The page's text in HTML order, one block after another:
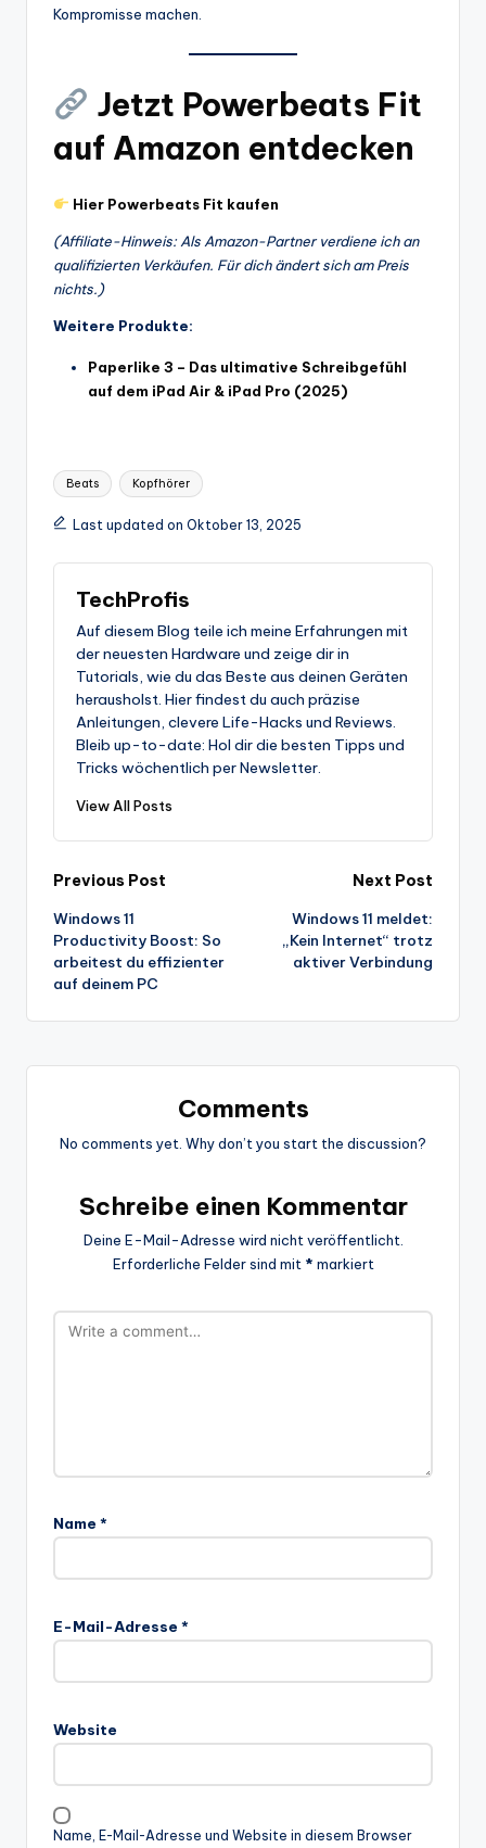
Kompromisse machen.
Jetzt Powerbeats Fit
auf Amazon entdecken
Hier Powerbeats Fit kaufen
(Affiliate-Hinweis: Als Amazon-Partner verdiene ich an
qualifizierten Verkäufen. Für dich ändert sich am Preis
nichts.)
Weitere Produkte:
Paperlike 3 – Das ultimative Schreibgefühl
auf dem iPad Air & iPad Pro (2025)
Tags:
Beats Kopfhörer
Last updated on Oktober 13, 2025
TechProfis
Auf diesem Blog teile ich meine Erfahrungen mit
der neuesten Hardware und zeige dir in
Tutorials, wie du das Beste aus deinen Geräten
herausholst. Hier findest du auch präzise
Anleitungen, clevere Life-Hacks und Reviews.
Bleib up-to-date: Hol dir die besten Tipps und
Tricks wöchentlich per Newsletter.
View All Posts
Post
navigation
Previous Post
Windows 11
Productivity Boost: So
arbeitest du effizienter
auf deinem PC
Next Post
Windows 11 meldet:
„Kein Internet“ trotz
aktiver Verbindung
Comments
No comments yet. Why don’t you start the discussion?
Schreibe einen Kommentar
Deine E-Mail-Adresse wird nicht veröffentlicht.
Erforderliche Felder sind mit * markiert
Name *
E-Mail-Adresse *
Website
Name, E-Mail-Adresse und Website in diesem Browser